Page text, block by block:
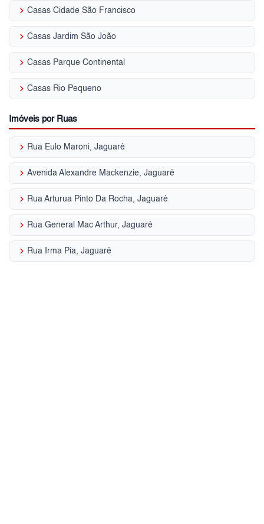
keyboard_arrow_right Casas Cidade São Francisco
keyboard_arrow_right Casas Jardim São João
keyboard_arrow_right Casas Parque Continental
keyboard_arrow_right Casas Rio Pequeno
Imóveis por Ruas
keyboard_arrow_right Rua Eulo Maroni, Jaguaré
keyboard_arrow_right Avenida Alexandre Mackenzie, Jaguaré
keyboard_arrow_right Rua Arturua Pinto Da Rocha, Jaguaré
keyboard_arrow_right Rua General Mac Arthur, Jaguaré
keyboard_arrow_right Rua Irma Pia, Jaguaré